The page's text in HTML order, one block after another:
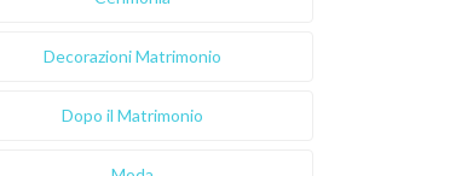
Decorazioni Matrimonio
Dopo il Matrimonio